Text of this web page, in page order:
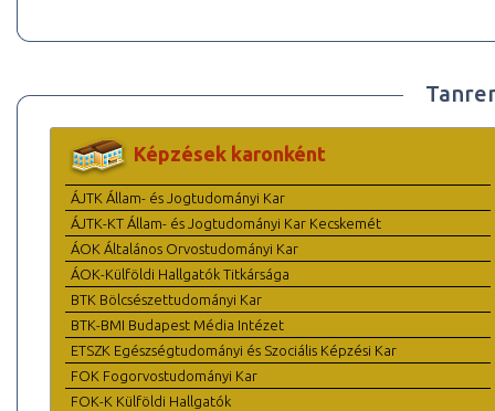
Képzések karonként
ÁJTK Állam- és Jogtudományi Kar
ÁJTK-KT Állam- és Jogtudományi Kar Kecskemét
ÁOK Általános Orvostudományi Kar
ÁOK-Külföldi Hallgatók Titkársága
BTK Bölcsészettudományi Kar
BTK-BMI Budapest Média Intézet
ETSZK Egészségtudományi és Szociális Képzési Kar
FOK Fogorvostudományi Kar
FOK-K Külföldi Hallgatók